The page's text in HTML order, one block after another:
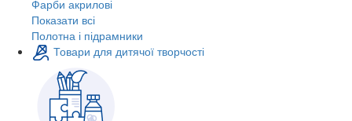
Фарби акрилові
Показати всі
Полотна і підрамники
Товари для дитячої творчості